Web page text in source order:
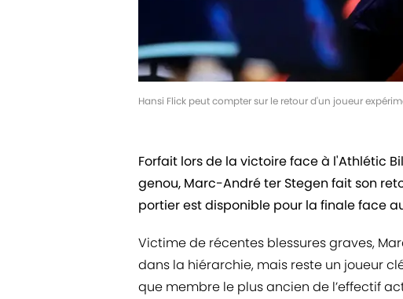
Hansi Flick peut compter sur le retour d'un joueur
Forfait lors de la victoire face à l'Athlétic
genou, Marc-André ter Stegen fait son
portier est disponible pour la finale face
Victime de récentes blessures graves,
dans la hiérarchie, mais reste un joueur
que membre le plus ancien de l’effectif